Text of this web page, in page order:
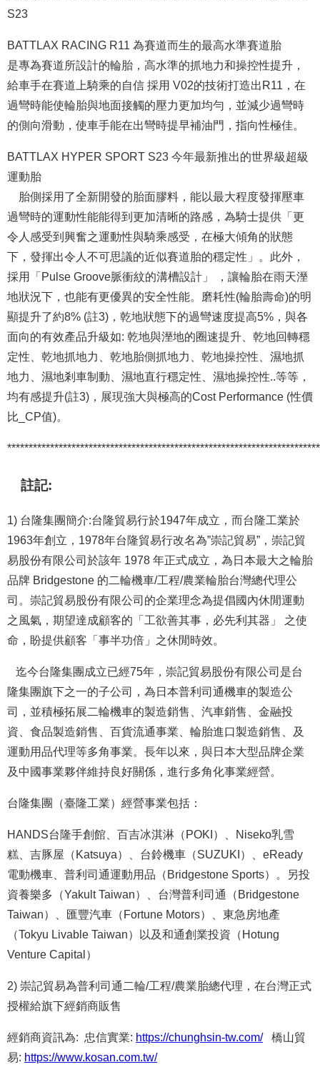
S23
BATTLAX RACING R11
為賽道而生的最高水準賽道胎
是專為賽道所設計的輪胎，高水準的抓地力和操控性提升，
給車手在賽道上騎乘的自信 採用 V02的技術打造出R11，在
過彎時能使輪胎與地面接觸的壓力更加均勻，並減少過彎時
的側向滑動，使車手能在出彎時提早補油門，指向性極佳。
BATTLAX HYPER SPORT S23 今年最新推出的世界級超級
運動胎
胎側採用了全新開發的胎面膠料，能以最大程度發揮壓車
過彎時的運動性能能得到更加清晰的路感，為騎士提供「更
令人感受到興奮之運動性與騎乘感受，在極大傾角的狀態
下，發揮出令人不可思議的近似賽道胎的穩定性」。此外，
採用「Pulse Groove脈衝紋的溝槽設計」 ，讓輪胎在雨天溼
地狀況下，也能有更優異的安全性能。磨耗性(輪胎壽命)的明
顯提升了約8% (註3)，乾地狀態下的過彎速度提高5%，與各
面向的有效產品升級如: 乾地與溼地的圈速提升、乾地回轉穩
定性、乾地抓地力、乾地胎側抓地力、乾地操控性、濕地抓
地力、濕地剎車制動、濕地直行穩定性、濕地操控性..等等，
均有感提升(註3)，展現強大與極高的Cost Performance (性價
比_CP值)。
註記:
1) 台隆集團簡介:台隆貿易行於1947年成立，而台隆工業於
1963年創立，1978年台隆貿易行改名為”崇記貿易”，崇記貿
易股份有限公司於該年 1978 年正式成立，為日本最大之輪胎
品牌 Bridgestone 的二輪機車/工程/農業輪胎台灣總代理公
司。崇記貿易股份有限公司的企業理念為提倡國內休閒運動
之風氣，期望達成顧客的「工欲善其事，必先利其器」 之使
命，盼提供顧客「事半功倍」之休閒時效。
迄今台隆集團成立已經75年，崇記貿易股份有限公司是台
隆集團旗下之一的子公司，為日本普利司通機車的製造公
司，並積極拓展二輪機車的製造銷售、汽車銷售、金融投
資、食品製造銷售、百貨流通事業、輪胎進口製造銷售、及
運動用品代理等多角事業。長年以來，與日本大型品牌企業
及中國事業夥伴維持良好關係，進行多角化事業經營。
台隆集團（臺隆工業）經營事業包括：
HANDS台隆手創館、百吉冰淇淋（POKI）、Niseko乳雪
糕、吉豚屋（Katsuya）、台鈴機車（SUZUKI）、eReady
電動機車、普利司通運動用品（Bridgestone Sports）。另投
資養樂多（Yakult Taiwan）、台灣普利司通（Bridgestone
Taiwan）、匯豐汽車（Fortune Motors）、東急房地產
（Tokyu Livable Taiwan）以及和通創業投資（Hotung
Venture Capital）
2) 崇記貿易為普利司通二輪/工程/農業胎總代理，在台灣正式
授權給旗下經銷商販售
經銷商資訊為: 忠信實業: https://chunghsin-tw.com/
橋山貿
易: https://www.kosan.com.tw/